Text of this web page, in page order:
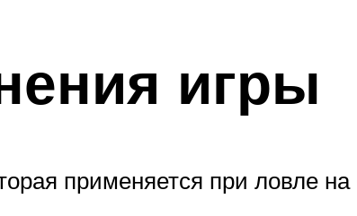
игры
применяется при ловле